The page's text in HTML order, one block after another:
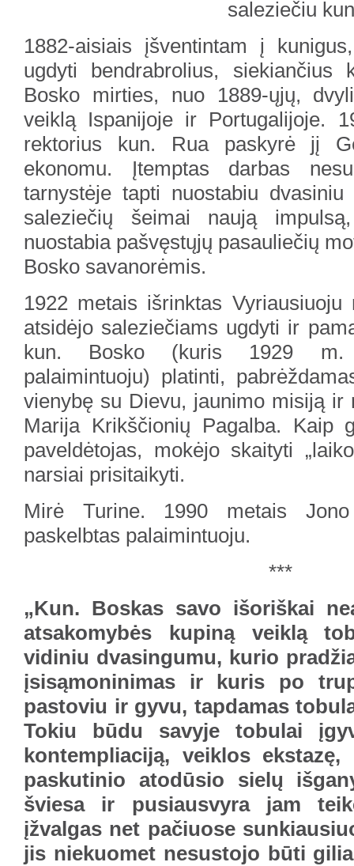
saleziečiu
1882-aisiais įšventintam į
ugdyti bendrabrolius, siekiančius
Bosko mirties, nuo 1889-ųjų,
veiklą Ispanijoje ir Portugalijoje.
rektorius kun. Rua paskyrė jį
ekonomu. Įtemptas darbas
tarnystėje tapti nuostabiu
saleziečių šeimai naują
nuostabia pašvęstųjų pasauliečių
Bosko savanorėmis.
1922 metais išrinktas Vyriausiuoju
atsidėjo saleziečiams ugdyti ir
kun. Bosko (kuris 1929 m.
palaimintuoju) platinti,
vienybę su Dievu, jaunimo misiją ir
Marija Krikščionių Pagalba. Kaip
paveldėtojas, mokėjo skaityti
narsiai prisitaikyti.
Mirė Turine. 1990 metais
paskelbtas palaimintuoju.
***
„Kun. Boskas savo išoriškai
atsakomybės kupiną veiklą
vidiniu dvasingumu, kurio
įsisąmoninimas ir kuris po
pastoviu ir gyvu, tapdamas
Tokiu būdu savyje tobulai
kontempliaciją, veiklos
paskutinio atodūsio sielų
šviesa ir pusiausvyra jam
įžvalgas net pačiuose
jis niekuomet nesustojo būti